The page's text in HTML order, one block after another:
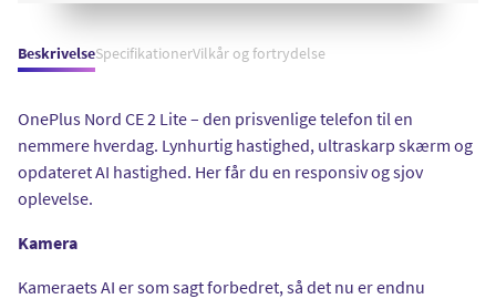
BeskrivelseSpecifikationerVilkår og fortrydelse
OnePlus Nord CE 2 Lite – den prisvenlige telefon til en
nemmere hverdag. Lynhurtig hastighed, ultraskarp skærm og
opdateret AI hastighed. Her får du en responsiv og sjov
oplevelse.
Kamera
Kameraets AI er som sagt forbedret, så det nu er endnu